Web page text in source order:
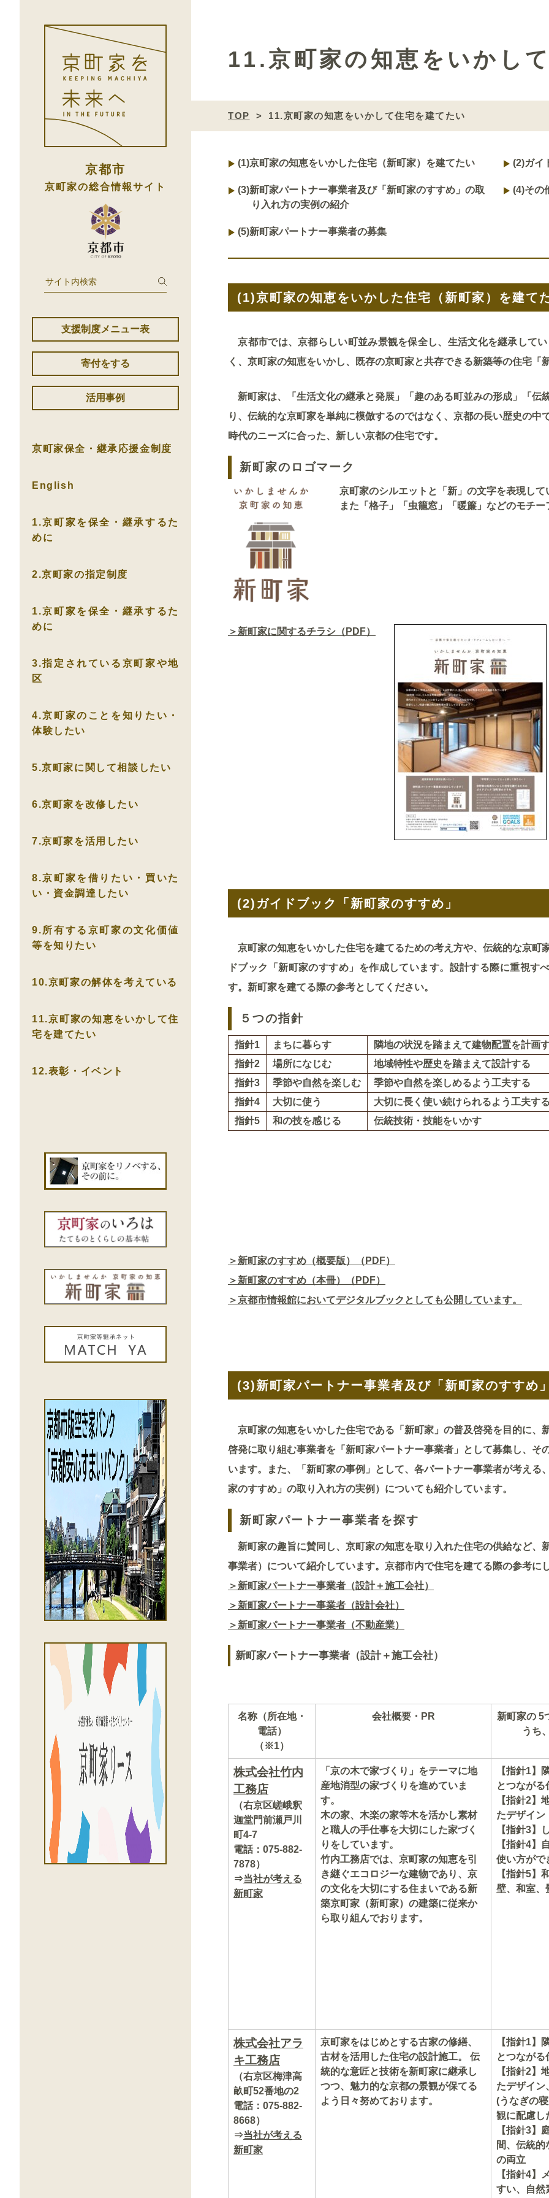
京都市
京町家の総合情報サイト
支援制度メニュー表
寄付をする
活用事例
京町家保全・継承応援金制度
English
1.京町家を保全・継承するた
めに
2.京町家の指定制度
1.京町家を保全・継承するた
めに
3.指定されている京町家や地
区
4.京町家のことを知りたい・
体験したい
5.京町家に関して相談したい
6.京町家を改修したい
7.京町家を活用したい
8.京町家を借りたい・買いた
い・資金調達したい
9.所有する京町家の文化価値
等を知りたい
10.京町家の解体を考えている
11.京町家の知恵をいかして住
宅を建てたい
12.表彰・イベント
11.京町家の知恵をいかし
TOP 11.京町家の知恵をいかして住宅を建てたい
(1)京町家の知恵をいかした住宅（新町家）を建てたい (2)ガイ
(3)新町家パートナー事業者及び「新町家のすすめ」の取
り入れ方の実例の紹介
(4)その
(5)新町家パートナー事業者の募集
(1)京町家の知恵をいかした住宅（新町家）を建て
京都市では、京都らしい町並み景観を保全し、生活文化を継承して
く、京町家の知恵をいかし、既存の京町家と共存できる新築等の住宅「
新町家は、「生活文化の継承と発展」「趣のある町並みの形成」「伝
り、伝統的な京町家を単純に模倣するのではなく、京都の長い歴史の
時代のニーズに合った、新しい京都の住宅です。
新町家のロゴマーク
京町家のシルエットと「新」の文字を表現して
また「格子」「虫籠窓」「暖簾」などのモチ
＞新町家に関するチラシ（PDF）
(2) ガイドブック「新町家のすすめ」
京町家の知恵をいかした住宅を建てるための考え方や、伝統的な京町
ドブック「新町家のすすめ」を作成しています。設計する際に重視す
す。新町家を建てる際の参考としてください。
５つの指針
指針1 まちに暮らす
隣地の状況を踏まえて建物配置を計画
指針2
場所になじむ
地域特性や歴史を踏まえて設計する
指針3
季節や自然を楽しむ
季節や自然を楽しめるよう工夫する
指針4
大切に使う
大切に長く使い続けられるよう工夫す
指針5
和の技を感じる 伝統技術・技能をいかす
＞新町家のすすめ（概要版）（PDF）
＞新町家のすすめ（本冊）（PDF）
＞京都市情報館においてデジタルブックとしても公開しています。
(3)新町家パートナー事業者及び「新町家のすすめ
京町家の知恵をいかした住宅である「新町家」の普及啓発を目的に、
啓発に取り組む事業者を「新町家パートナー事業者」として募集し、そ
います。また、「新町家の事例」として、各パートナー事業者が考え
家のすすめ」の取り入れ方の実例）についても紹介しています。
新町家パートナー事業者を探す
新町家の趣旨に賛同し、京町家の知恵を取り入れた住宅の供給など、
事業者）について紹介しています。京都市内で住宅を建てる際の参考に
＞新町家パートナー事業者（設計＋施工会社）
＞新町家パートナー事業者（設計会社）
＞新町家パートナー事業者（不動産業）
新町家パートナー事業者（設計＋施工会社）
名称（所在地・
電話）
（※1）
会社概要・PR
新町家の 5
うち
株式会社竹内
工務店
（右京区嵯峨釈
迦堂門前瀬戸川
町4-7
電話：075-882-
7878）
⇒当社が考える
新町家
「京の木で家づくり」をテーマに地
産地消型の家づくりを進めていま
す。
木の家、木楽の家等木を活かし素材
と職人の手仕事を大切にした家づく
りをしています。
竹内工務店では、京町家の知恵を引
き継ぐエコロジーな建物であり、京
の文化を大切にする住まいである新
築京町家（新町家）の建築に従来か
ら取り組んでおります。
【指針1】
とつながる
【指針2】
たデザイン
【指針3】
【指針4】
使い方がで
【指針5】
壁、和室、
株式会社アラ
キ工務店
（右京区梅津高
畝町52番地の2
電話：075‐882‐
8668）
⇒当社が考える
新町家
京町家をはじめとする古家の修繕、
古材を活用した住宅の設計施工。 伝
統的な意匠と技術を新町家に継承し
つつ、魅力的な京都の景観が保てる
よう日々努めております。
【指針1】
とつながる
【指針2】
たデザイン
(うなぎの
観に配慮し
【指針3】
間、伝統的
の両立
【指針4】
すい、自然